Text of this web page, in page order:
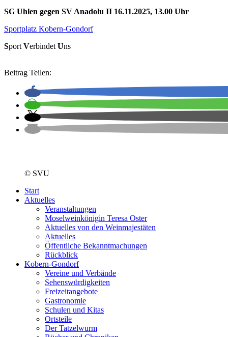
SG Uhlen gegen SV Anadolu II 16.11.2025, 13.00 Uhr
Sportplatz Kobern-Gondorf
Sport Verbindet Uns
Beitrag Teilen:
© SVU
Start
Aktuelles
Veranstaltungen
Moselweinkönigin Teresa Oster
Aktuelles von den Weinmajestäten
Aktuelles
Öffentliche Bekanntmachungen
Rückblick
Kobern-Gondorf
Vereine und Verbände
Sehenswürdigkeiten
Freizeitangebote
Gastronomie
Schulen und Kitas
Ortsteile
Der Tatzelwurm